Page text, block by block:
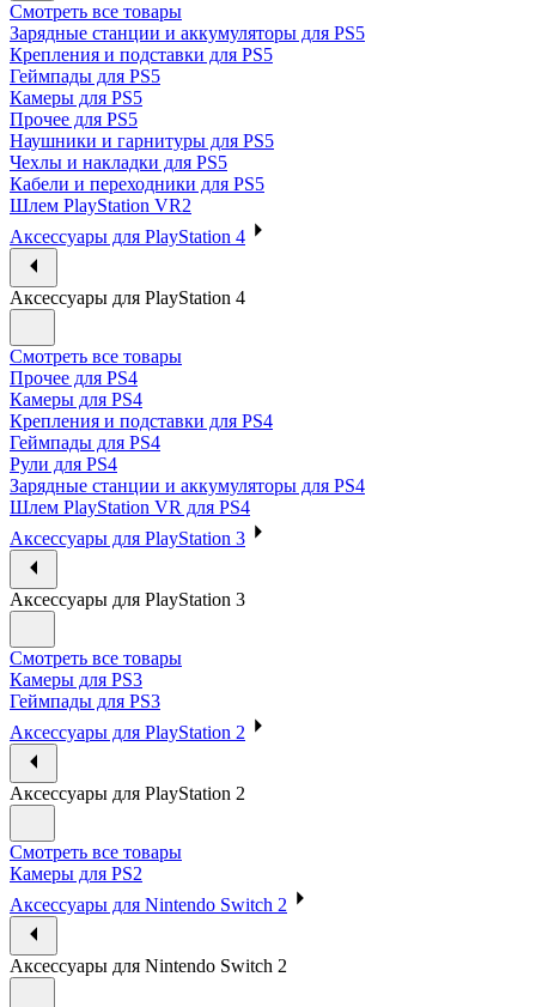
Смотреть все товары
Зарядные станции и аккумуляторы для PS5
Крепления и подставки для PS5
Геймпады для PS5
Камеры для PS5
Прочее для PS5
Наушники и гарнитуры для PS5
Чехлы и накладки для PS5
Кабели и переходники для PS5
Шлем PlayStation VR2
Аксессуары для PlayStation 4
Аксессуары для PlayStation 4
Смотреть все товары
Прочее для PS4
Камеры для PS4
Крепления и подставки для PS4
Геймпады для PS4
Рули для PS4
Зарядные станции и аккумуляторы для PS4
Шлем PlayStation VR для PS4
Аксессуары для PlayStation 3
Аксессуары для PlayStation 3
Смотреть все товары
Камеры для PS3
Геймпады для PS3
Аксессуары для PlayStation 2
Аксессуары для PlayStation 2
Смотреть все товары
Камеры для PS2
Аксессуары для Nintendo Switch 2
Аксессуары для Nintendo Switch 2